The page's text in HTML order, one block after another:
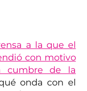
a la que el
con motivo
cumbre de la
onda con el